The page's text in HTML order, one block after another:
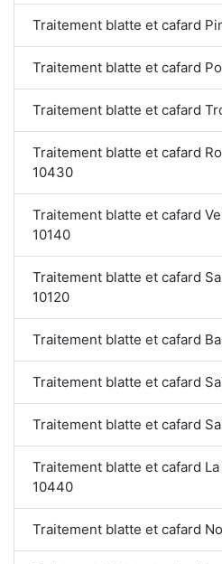
Traitement blatte et cafard
Traitement blatte et cafard
Traitement blatte et cafard
Traitement blatte et cafard
10430
Traitement blatte et cafard
10140
Traitement blatte et cafard
10120
Traitement blatte et cafard
Traitement blatte et cafard
Traitement blatte et cafard
Traitement blatte et cafard
10440
Traitement blatte et cafard